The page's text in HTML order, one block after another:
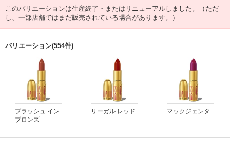
このバリエーションは生産終了・またはリニューアルしました。（ただ
し、一部店舗ではまだ販売されている場合があります。）
バリエーション(554件)
ブラッシュ イン
ブロンズ
リーガル レッド マックジェンタ